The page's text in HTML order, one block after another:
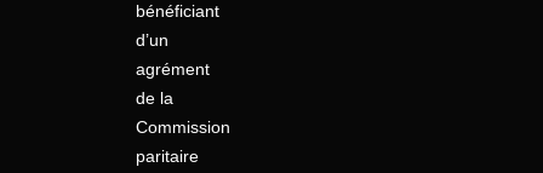
bénéficiant
d’un
agrément
de la
Commission
paritaire